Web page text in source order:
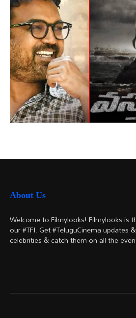
About Us
Welcome to Filmylooks! Filmylooks is
our #TFI. Get #TeluguCinema updates
celebrities & catch them on all the